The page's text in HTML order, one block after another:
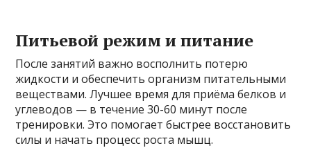
Питьевой режим и питание
После занятий важно восполнить потерю
жидкости и обеспечить организм питательными
веществами. Лучшее время для приёма белков и
углеводов — в течение 30-60 минут после
тренировки. Это помогает быстрее восстановить
силы и начать процесс роста мышц.